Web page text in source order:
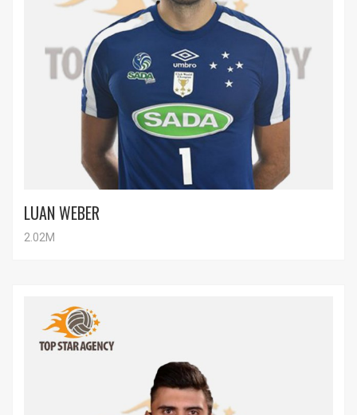
LUAN WEBER
2.02M